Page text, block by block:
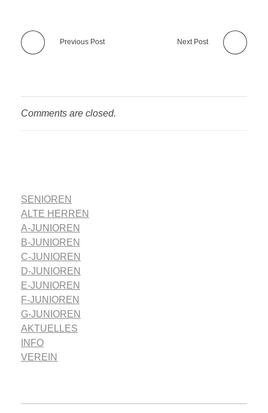
Previous Post Next Post
Comments are closed.
SENIOREN
ALTE HERREN
A-JUNIOREN
B-JUNIOREN
C-JUNIOREN
D-JUNIOREN
E-JUNIOREN
F-JUNIOREN
G-JUNIOREN
AKTUELLES
INFO
VEREIN